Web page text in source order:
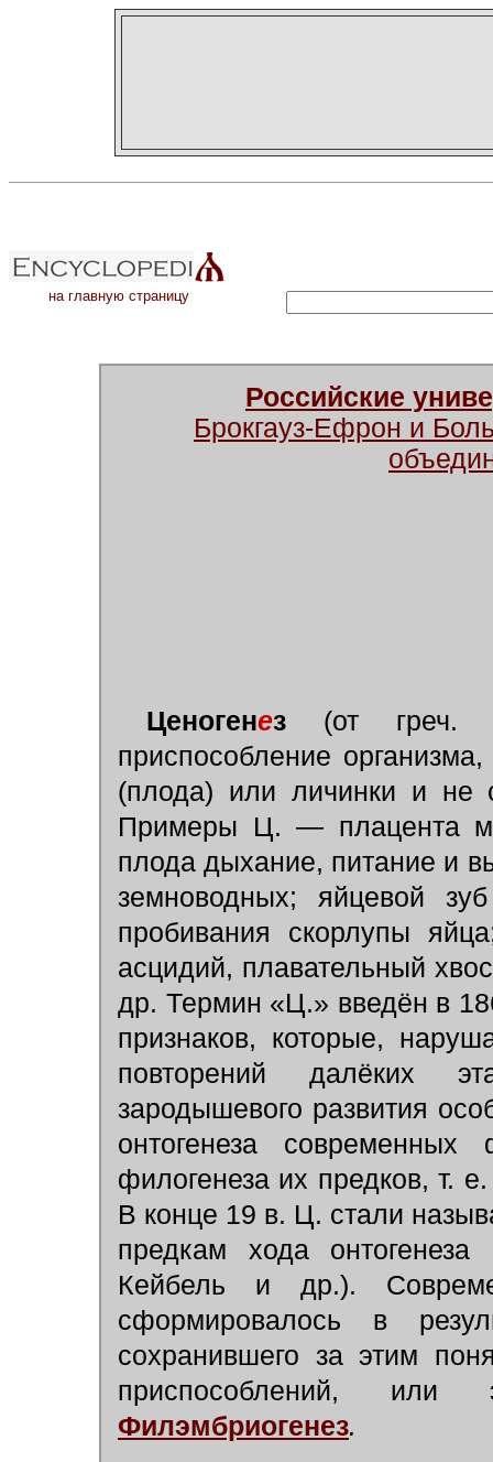
на главную страницу
Российские
Брокгауз-Ефрон и
Ценогенез (от греч.
приспособление
(плода) или личинки и не
Примеры Ц. — плацента
плода дыхание, питание и
земноводных; яйцевой
пробивания скорлупы
асцидий, плавательный
др. Термин «Ц.» введён в
признаков, которые,
повторений далёких
зародышевого развития
онтогенеза современных
филогенеза их предков, т.
В конце 19 в. Ц. стали
предкам хода
Кейбель и др.).
сформировалось в
сохранившего за этим
приспособлений, или
Филэмбриогенез.